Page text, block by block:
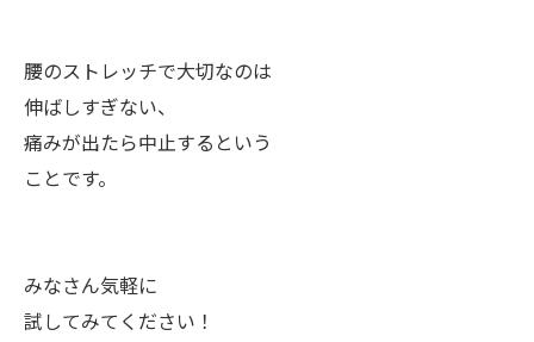
腰のストレッチで大切なのは
伸ばしすぎない、
痛みが出たら中止するという
ことです。
みなさん気軽に
試してみてください！